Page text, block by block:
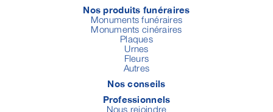
Nos produits funéraires
Monuments funéraires
Monuments cinéraires
Plaques
Urnes
Fleurs
Autres
Nos conseils
Professionnels
Nous rejoindre